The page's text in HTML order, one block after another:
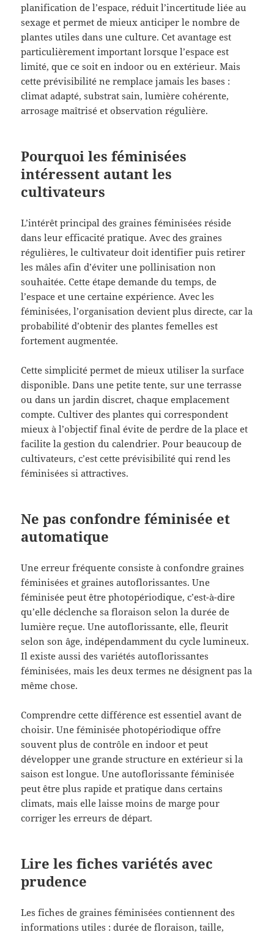
planification de l’espace, réduit l’incertitude liée au
sexage et permet de mieux anticiper le nombre de
plantes utiles dans une culture. Cet avantage est
particulièrement important lorsque l’espace est
limité, que ce soit en indoor ou en extérieur. Mais
cette prévisibilité ne remplace jamais les bases :
climat adapté, substrat sain, lumière cohérente,
arrosage maîtrisé et observation régulière.
Pourquoi les féminisées
intéressent autant les
cultivateurs
L’intérêt principal des graines féminisées réside
dans leur efficacité pratique. Avec des graines
régulières, le cultivateur doit identifier puis retirer
les mâles afin d’éviter une pollinisation non
souhaitée. Cette étape demande du temps, de
l’espace et une certaine expérience. Avec les
féminisées, l’organisation devient plus directe, car la
probabilité d’obtenir des plantes femelles est
fortement augmentée.
Cette simplicité permet de mieux utiliser la surface
disponible. Dans une petite tente, sur une terrasse
ou dans un jardin discret, chaque emplacement
compte. Cultiver des plantes qui correspondent
mieux à l’objectif final évite de perdre de la place et
facilite la gestion du calendrier. Pour beaucoup de
cultivateurs, c’est cette prévisibilité qui rend les
féminisées si attractives.
Ne pas confondre féminisée et
automatique
Une erreur fréquente consiste à confondre graines
féminisées et graines autoflorissantes. Une
féminisée peut être photopériodique, c’est-à-dire
qu’elle déclenche sa floraison selon la durée de
lumière reçue. Une autoflorissante, elle, fleurit
selon son âge, indépendamment du cycle lumineux.
Il existe aussi des variétés autoflorissantes
féminisées, mais les deux termes ne désignent pas la
même chose.
Comprendre cette différence est essentiel avant de
choisir. Une féminisée photopériodique offre
souvent plus de contrôle en indoor et peut
développer une grande structure en extérieur si la
saison est longue. Une autoflorissante féminisée
peut être plus rapide et pratique dans certains
climats, mais elle laisse moins de marge pour
corriger les erreurs de départ.
Lire les fiches variétés avec
prudence
Les fiches de graines féminisées contiennent des
informations utiles : durée de floraison, taille,